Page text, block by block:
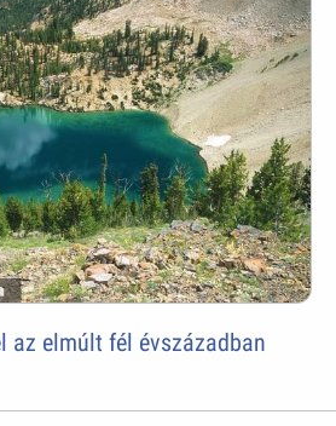
az elmúlt fél évszázadban